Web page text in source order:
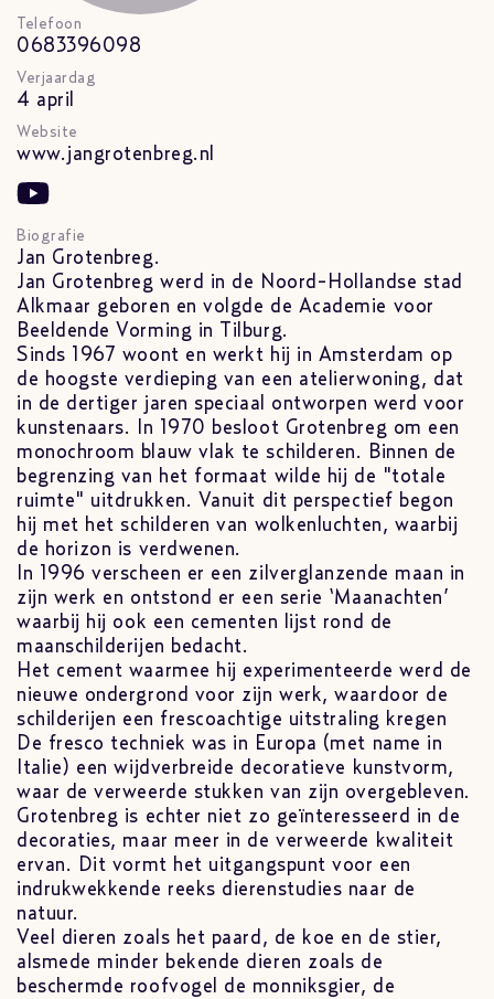
Telefoon
0683396098
Verjaardag
4 april
Website
www.jangrotenbreg.nl
Biografie
Jan Grotenbreg.
Jan Grotenbreg werd in de Noord-Hollandse stad
Alkmaar geboren en volgde de Academie voor
Beeldende Vorming in Tilburg.
Sinds 1967 woont en werkt hij in Amsterdam op
de hoogste verdieping van een atelierwoning, dat
in de dertiger jaren speciaal ontworpen werd voor
kunstenaars. In 1970 besloot Grotenbreg om een
monochroom blauw vlak te schilderen. Binnen de
begrenzing van het formaat wilde hij de "totale
ruimte" uitdrukken. Vanuit dit perspectief begon
hij met het schilderen van wolkenluchten, waarbij
de horizon is verdwenen.
In 1996 verscheen er een zilverglanzende maan in
zijn werk en ontstond er een serie ‘Maanachten’
waarbij hij ook een cementen lijst rond de
maanschilderijen bedacht.
Het cement waarmee hij experimenteerde werd de
nieuwe ondergrond voor zijn werk, waardoor de
schilderijen een frescoachtige uitstraling kregen
De fresco techniek was in Europa (met name in
Italie) een wijdverbreide decoratieve kunstvorm,
waar de verweerde stukken van zijn overgebleven.
Grotenbreg is echter niet zo geïnteresseerd in de
decoraties, maar meer in de verweerde kwaliteit
ervan. Dit vormt het uitgangspunt voor een
indrukwekkende reeks dierenstudies naar de
natuur.
Veel dieren zoals het paard, de koe en de stier,
alsmede minder bekende dieren zoals de
beschermde roofvogel de monniksgier, de